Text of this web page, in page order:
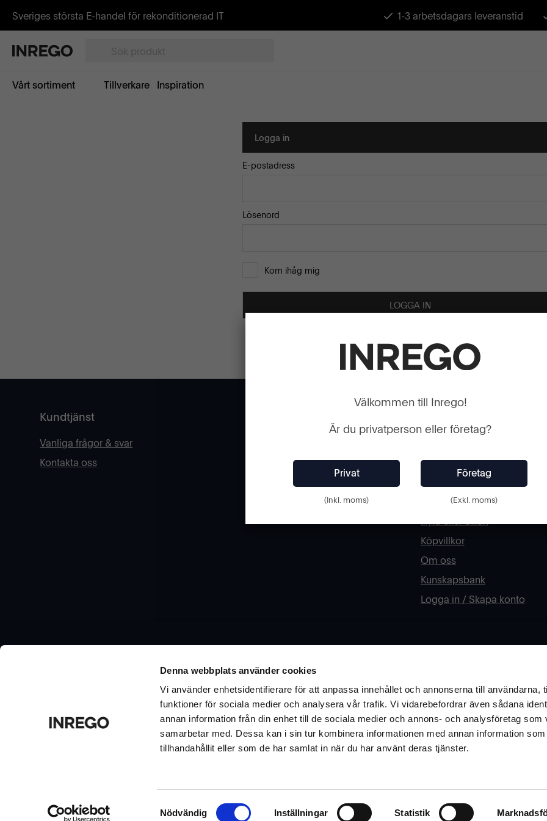
Denna webbplats använder cookies
Vi använder enhetsidentifierare för att anpassa innehållet och annonserna till användarna,
funktioner för sociala medier och analysera vår trafik. Vi vidarebefordrar även sådana
annan information från din enhet till de sociala medier och annons- och analysföretag som
samarbetar med. Dessa kan i sin tur kombinera informationen med annan information
tillhandahållit eller som de har samlat in när du har använt deras tjänster.
Samtyckesval
Nödvändig Inställningar Statistik
Sveriges största E-handel för rekonditionerad IT 1-3 arbetsdagars leveranstid
Vårt sortiment Tillverkare Inspiration
Logga in
E-postadress
Lösenord
Kom ihåg mig
Kundtjänst
Vanliga frågor & svar
Kontakta oss
Cookies och Integritetspolicy
Kontaktformulär
Ångra köp
Köpvillkor
Om oss
Kunskapsbank
Logga in / Skapa konto
Vill du ta del av tips & råd, nyheter och erbjudanden från oss? Fyll i din e-post
Ok
Har du funderingar kring
Är ni skola eller offentlig
Läs mer om vårt arbete och
Välkommen till Inrego!
Är du privatperson eller företag?
(Inkl. moms) (Exkl. moms)